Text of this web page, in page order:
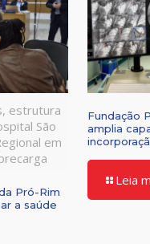
estrutura
São
em
Pró-Rim
a saúde
Fundação
amplia
Leia